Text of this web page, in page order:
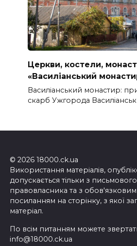
Церкви, костели,
«Василіанський
Василіанський монастир:
скарб Ужгорода
© 2026 18000.ck.ua
Використання матеріалів,
допускається тільки з
правовласника та з
посиланням на сторінку, з якої
матеріал.
По всім питанням можете
info@18000.ck.ua